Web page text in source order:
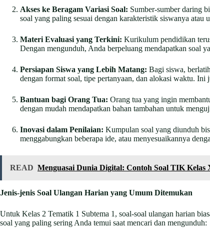
Akses ke Beragam Variasi Soal: Sumber-sumber daring
soal yang paling sesuai dengan karakteristik siswanya atau
Materi Evaluasi yang Terkini: Kurikulum pendidikan
Dengan mengunduh, Anda berpeluang mendapatkan soal
Persiapan Siswa yang Lebih Matang: Bagi siswa,
dengan format soal, tipe pertanyaan, dan alokasi waktu. Ini
Bantuan bagi Orang Tua: Orang tua yang ingin
dengan mudah mendapatkan bahan tambahan untuk
Inovasi dalam Penilaian: Kumpulan soal yang diunduh
menggabungkan beberapa ide, atau menyesuaikannya
READ Menguasai Dunia Digital: Contoh Soal TIK Kelas
Jenis-jenis Soal Ulangan Harian yang Umum Ditemukan
Untuk Kelas 2 Tematik 1 Subtema 1, soal-soal ulangan harian
soal yang paling sering Anda temui saat mencari dan mengunduh: